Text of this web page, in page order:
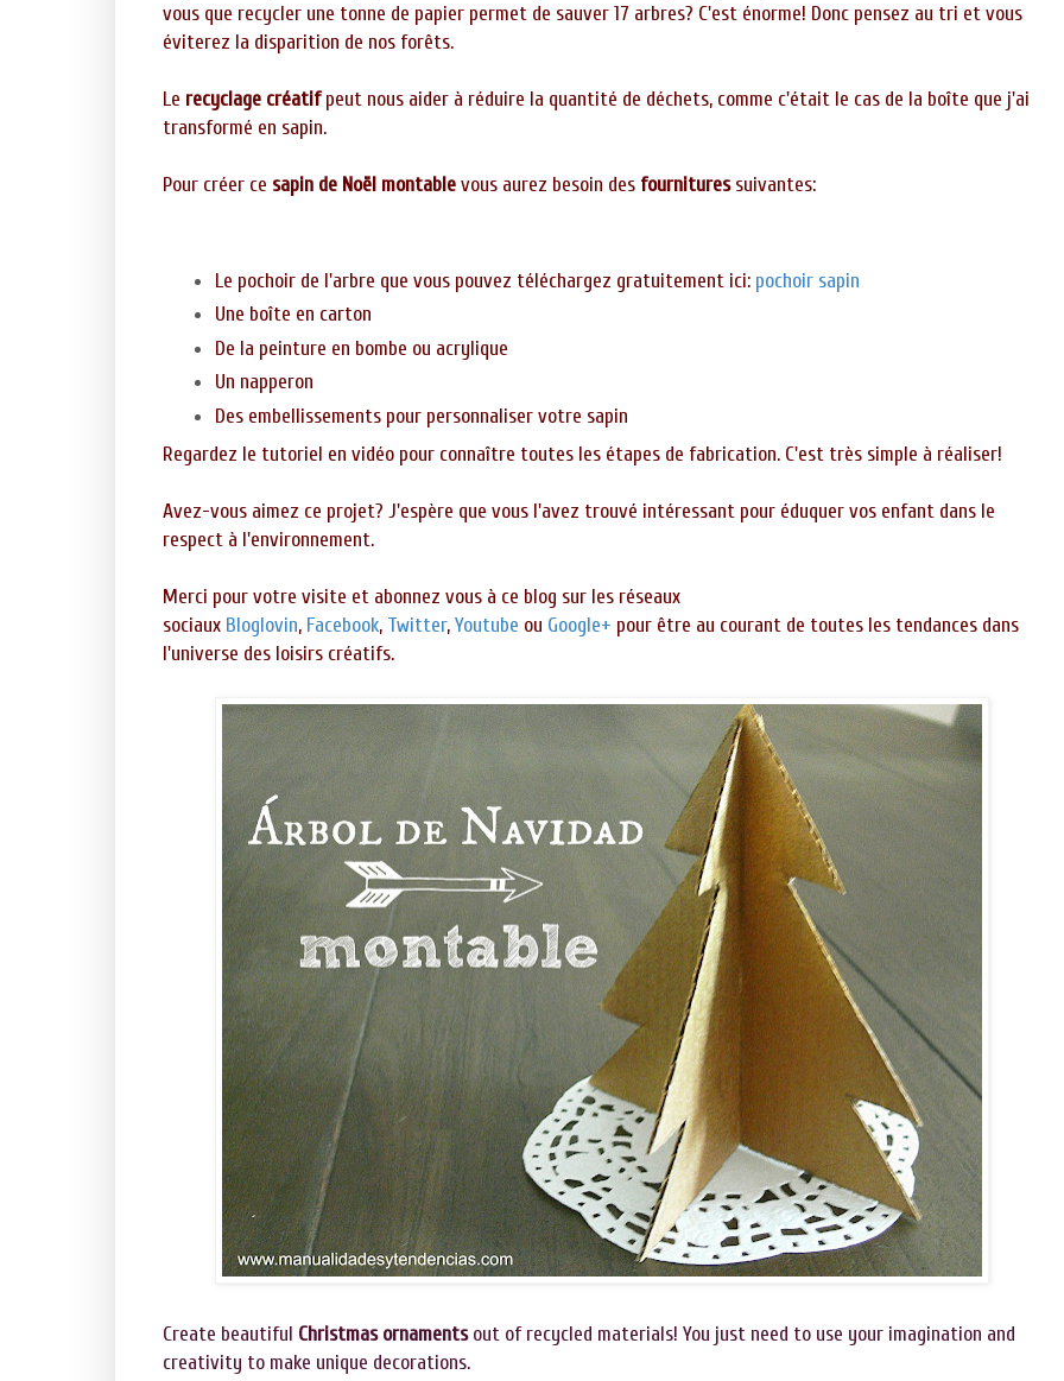
vous que recycler une tonne de papier permet de sauver 17 arbres? C'est énorme! Donc pensez au tri et vous
éviterez la disparition de nos forêts.
Le recyclage créatifpeut nous aider à réduire la quantité de déchets, comme c'était le cas de la boîte que j'ai
transformé en sapin.
Pour créer ce sapin de Noël montablevous aurez besoin des fournituressuivantes:
Le pochoir de l'arbre que vous pouvez téléchargez gratuitement ici: pochoir sapin
Une boîte en carton
De la peinture en bombe ou acrylique
Un napperon
Des embellissements pour personnaliser votre sapin
Regardez le tutoriel en vidéo pour connaître toutes les étapes de fabrication. C'est très simple à réaliser!
Avez-vous aimez ce projet? J'espère que vous l'avez trouvé intéressant pour éduquer vos enfant dans le
respect à l'environnement.
Merci pour votre visite et abonnez vous à ce blog sur les réseaux
sociaux Bloglovin, Facebook, Twitter,Youtube ou Google+ pour être au courant de toutes les tendances dans
l'universe des loisirs créatifs.
Create beautiful Christmas ornamentsout of recycled materials! You just need to use your imagination and
creativity to make unique decorations.